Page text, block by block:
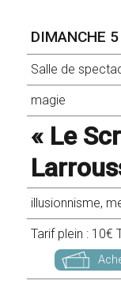
DIMANCHE
Salle de
magie
« Le
illusionnisme,
Tarif plein : 10€